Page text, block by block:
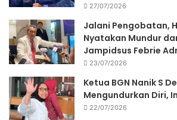
27/07/2026
Jalani Pengobatan,
Nyatakan Mundur
Jampidsus Febrie
23/07/2026
Ketua BGN Nanik S
Mengundurkan Diri,
22/07/2026